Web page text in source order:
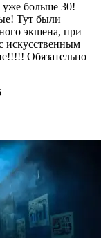
больше 30!
Тут были
экшена, при
искусственным
Обязательно